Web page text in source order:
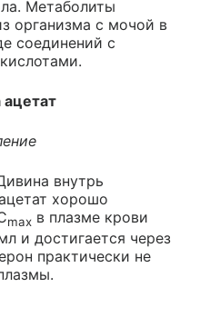
Метаболиты
организма с мочой в
соединений с
внутрь
хорошо
max в плазме крови
и достигается через
практически не